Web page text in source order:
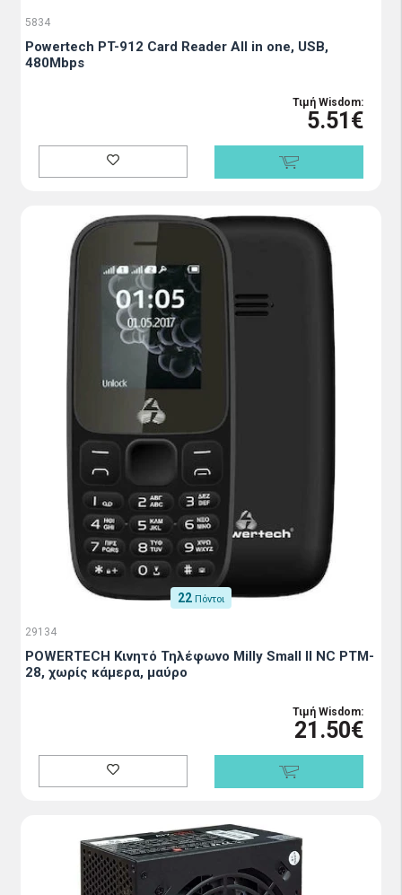
5834
Powertech PT-912 Card Reader All in one, USB,
480Μbps
Τιμή Wisdom:
5.51€
22 Πόντοι
29134
POWERTECH Κινητό Τηλέφωνο Milly Small ΙΙ NC PTM-
28, χωρίς κάμερα, μαύρο
Τιμή Wisdom:
21.50€